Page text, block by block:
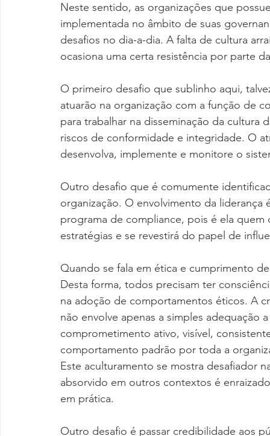
Neste sentido, as organizações que
implementada no âmbito de suas
desafios no dia-a-dia. A falta de cultura
ocasiona uma certa resistência por parte
O primeiro desafio que sublinho aqui,
atuarão na organização com a função de
para trabalhar na disseminação da
riscos de conformidade e integridade. O
desenvolva, implemente e monitore o
Outro desafio que é comumente
organização. O envolvimento da
programa de compliance, pois é ela
estratégias e se revestirá do papel de
Quando se fala em ética e cumprimento
Desta forma, todos precisam ter
na adoção de comportamentos éticos. A
não envolve apenas a simples adequação
comprometimento ativo, visível,
comportamento padrão por toda a
Este aculturamento se mostra desafiador
absorvido em outros contextos é
em prática.
Outro desafio é passar credibilidade aos